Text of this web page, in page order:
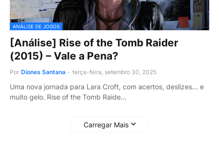
ANÁLISE DE JOGOS
[Análise] Rise of the Tomb Raider
(2015) – Vale a Pena?
Por Diones Santana - terça-feira, setembro 30, 2025
Uma nova jornada para Lara Croft, com acertos, deslizes... e
muito gelo. Rise of the Tomb Raide…
Carregar Mais